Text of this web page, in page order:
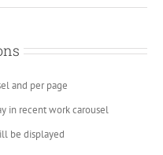
and per page
in recent work carousel
be displayed